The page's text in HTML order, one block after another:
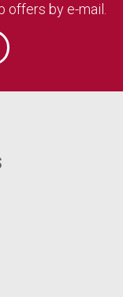
offers by e-mail.